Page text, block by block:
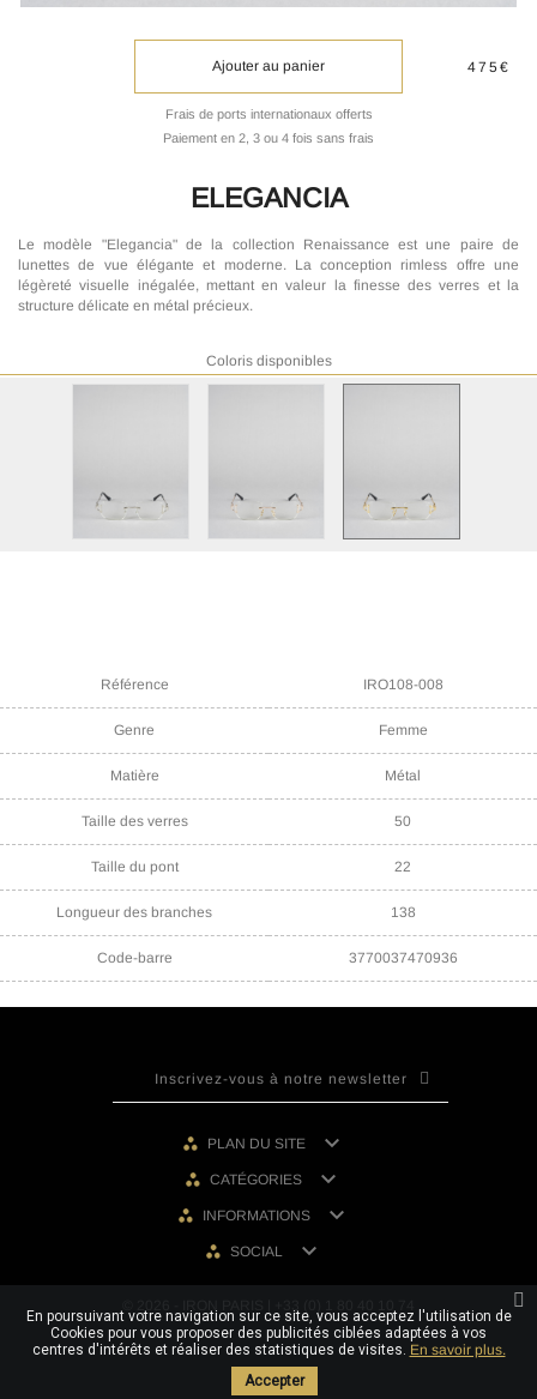
Ajouter au panier
Frais de ports internationaux offerts
Paiement en 2, 3 ou 4 fois sans frais
475€
ELEGANCIA
Le modèle "Elegancia" de la collection Renaissance est une paire de
lunettes de vue élégante et moderne. La conception rimless offre une
légèreté visuelle inégalée, mettant en valeur la finesse des verres et la
structure délicate en métal précieux.
Coloris disponibles
Référence IRO108-008
Genre Femme
Matière Métal
Taille des verres 50
Taille du pont 22
Longueur des branches 138
Code-barre 3770037470936
PLAN DU SITE 
CATÉGORIES 
INFORMATIONS 
SOCIAL 
En poursuivant votre navigation sur ce site, vous acceptez l'utilisation de
Cookies pour vous proposer des publicités ciblées adaptées à vos
centres d'intérêts et réaliser des statistiques de visites. En savoir plus.
Accepter